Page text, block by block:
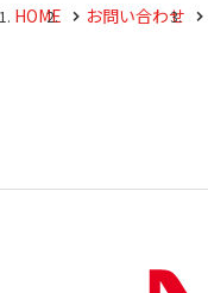
HOME お問い合わせ